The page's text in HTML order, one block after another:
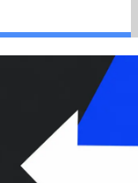
Colunas